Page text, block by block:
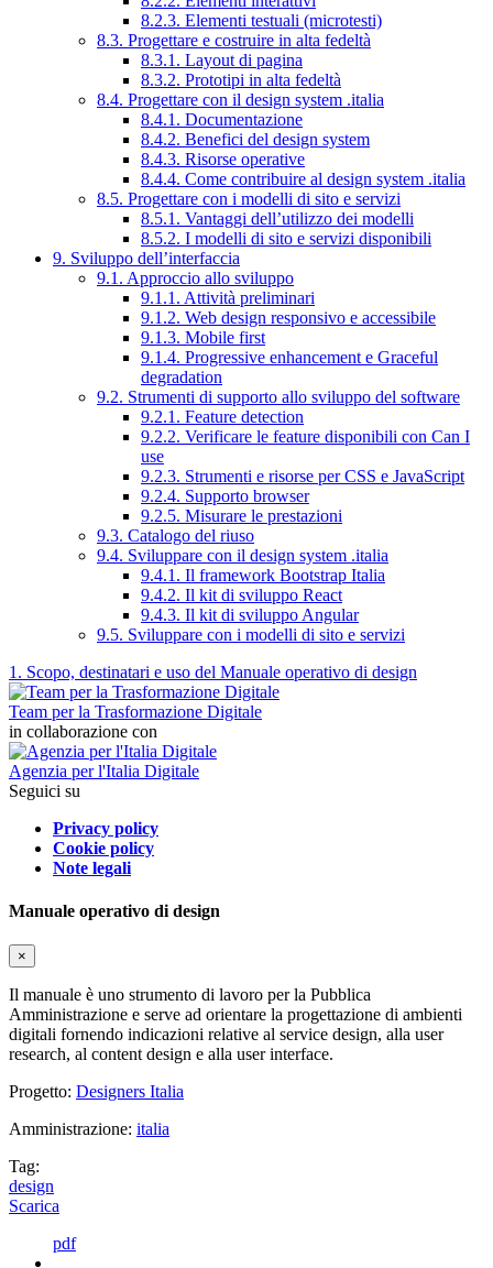
8.2.3. Elementi testuali (microtesti)
8.3. Progettare e costruire in alta fedeltà
8.3.1. Layout di pagina
8.3.2. Prototipi in alta fedeltà
8.4. Progettare con il design system .italia
8.4.1. Documentazione
8.4.2. Benefici del design system
8.4.3. Risorse operative
8.4.4. Come contribuire al design system .italia
8.5. Progettare con i modelli di sito e servizi
8.5.1. Vantaggi dell’utilizzo dei modelli
8.5.2. I modelli di sito e servizi disponibili
9. Sviluppo dell’interfaccia
9.1. Approccio allo sviluppo
9.1.1. Attività preliminari
9.1.2. Web design responsivo e accessibile
9.1.3. Mobile first
9.1.4. Progressive enhancement e Graceful
degradation
9.2. Strumenti di supporto allo sviluppo del software
9.2.1. Feature detection
9.2.2. Verificare le feature disponibili con Can I
use
9.2.3. Strumenti e risorse per CSS e JavaScript
9.2.4. Supporto browser
9.2.5. Misurare le prestazioni
9.3. Catalogo del riuso
9.4. Sviluppare con il design system .italia
9.4.1. Il framework Bootstrap Italia
9.4.2. Il kit di sviluppo React
9.4.3. Il kit di sviluppo Angular
9.5. Sviluppare con i modelli di sito e servizi
1. Scopo, destinatari e uso del Manuale operativo di design
Team per la Trasformazione Digitale
in collaborazione con
Agenzia per l'Italia Digitale
Seguici su
Privacy policy
Cookie policy
Note legali
Manuale operativo di design
×
Il manuale è uno strumento di lavoro per la Pubblica
Amministrazione e serve ad orientare la progettazione di ambienti
digitali fornendo indicazioni relative al service design, alla user
research, al content design e alla user interface.
Progetto: Designers Italia
Amministrazione: italia
Tag:
design
Scarica
pdf